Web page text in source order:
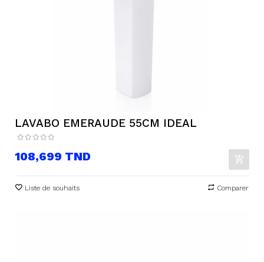
LAVABO EMERAUDE 55CM IDEAL
Prix
108,699 TND
Liste de souhaits Comparer